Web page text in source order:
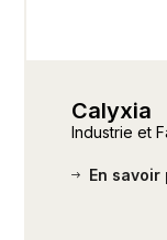
Calyxia
Industrie et
En savoir